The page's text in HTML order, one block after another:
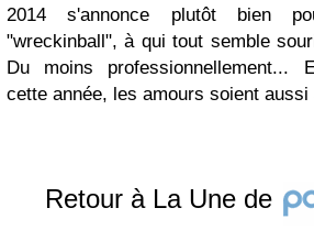
2014 s'annonce plutôt bien
"wreckinball", à qui tout semble
Du moins professionnellement...
cette année, les amours soient
Retour à La Une de